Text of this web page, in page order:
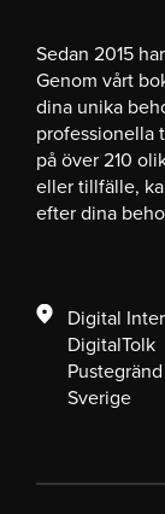
Sedan 2015
Genom vårt
dina unika
professionella
på över 210
eller tillfälle,
efter dina
Digital
DigitalTolk
Sverige